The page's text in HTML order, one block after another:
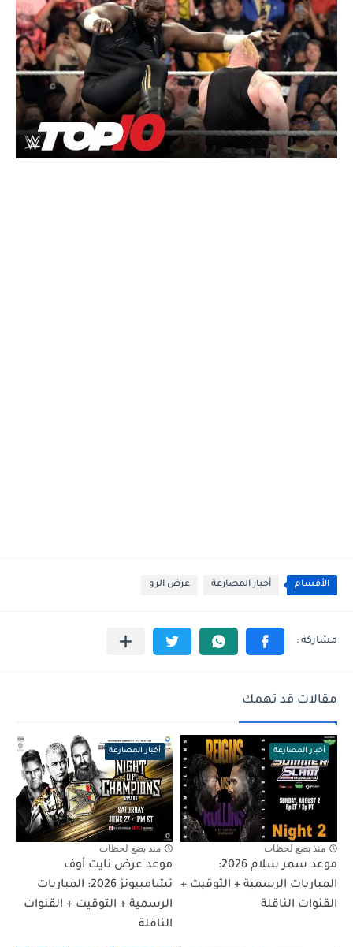
الأقسام أخبار المصارعة عرض الرو
مقالات قد تهمك
أخبار المصارعة
منذ بضع لحظات
موعد سمر سلام 2026:
المباريات الرسمية + التوقيت +
القنوات الناقلة
أخبار المصارعة
منذ بضع لحظات
موعد عرض نايت أوف
تشامبيونز 2026: المباريات
الرسمية + التوقيت + القنوات
الناقلة